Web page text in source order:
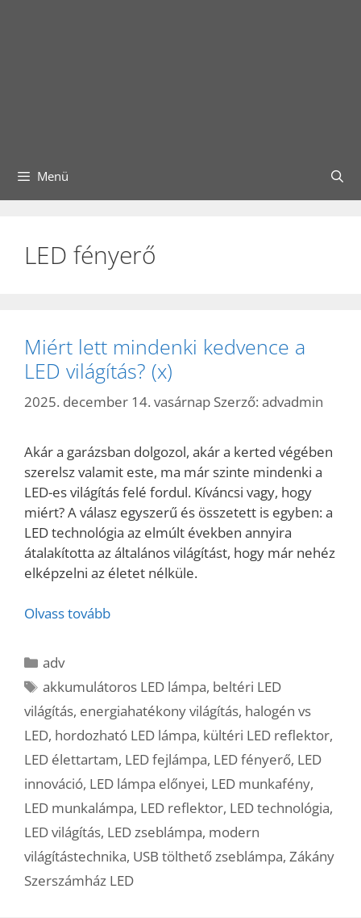
Menü
LED fényerő
Miért lett mindenki kedvence a
LED világítás? (x)
2025. december 14. vasárnap Szerző: advadmin
Akár a garázsban dolgozol, akár a kerted végében
szerelsz valamit este, ma már szinte mindenki a
LED-es világítás felé fordul. Kíváncsi vagy, hogy
miért? A válasz egyszerű és összetett is egyben: a
LED technológia az elmúlt években annyira
átalakította az általános világítást, hogy már nehéz
elképzelni az életet nélküle.
Olvass tovább
Kategória
adv
Címkék
akkumulátoros LED lámpa, beltéri LED
világítás, energiahatékony világítás, halogén vs
LED, hordozható LED lámpa, kültéri LED reflektor,
LED élettartam, LED fejlámpa, LED fényerő, LED
innováció, LED lámpa előnyei, LED munkafény,
LED munkalámpa, LED reflektor, LED technológia,
LED világítás, LED zseblámpa, modern
világítástechnika, USB tölthető zseblámpa, Zákány
Szerszámház LED